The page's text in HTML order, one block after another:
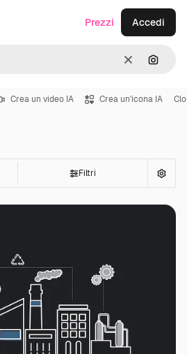
CancellaCerca
Prezzi Accedi
Crea un video IA Crea un'icona IA
Filtri